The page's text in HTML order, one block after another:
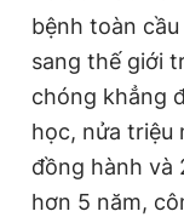
Phó tổng biên tập
Phó tổng biên tập:
Phó tổng biên tập:
Tổng thư ký tòa
Giấy phép xuất bản
© 2003-2026 Bản
chép dưới mọi
bản. Phát triển bởi
bệnh toàn
sang thế giới
chóng khẳng
học, nửa triệu
đồng hành và
hơn 5 năm,